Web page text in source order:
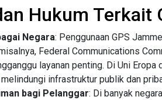
Hukum Terkait
Negara: Penggunaan GPS
Federal Communications
layanan penting. Di Uni
infrastruktur publik dan
bagi Pelanggar: Di banyak